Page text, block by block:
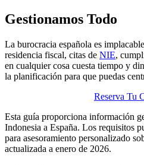
Gestionamos Todo
La burocracia española es
residencia fiscal, citas de NIE,
en cualquier cosa cuesta tiempo y
la planificación para que puedas
Reserva Tu
Esta guía proporciona información
Indonesia a España. Los requisitos
para asesoramiento personalizado
actualizada a enero de 2026.